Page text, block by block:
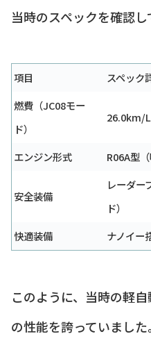
当時のスペックを確認し
項目
スペック
燃費（JC08モー
ド）
26.0km/
エンジン形式 R06A型
安全装備
レーダー
ド）
快適装備
ナノイー
このように、当時の軽
の性能を誇っていました。